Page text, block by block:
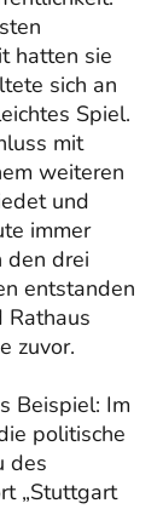
hatten sie
sich an
Spiel.
mit
weiteren
und
immer
den drei
entstanden
Rathaus
zuvor.
Beispiel: Im
politische
des
„Stuttgart